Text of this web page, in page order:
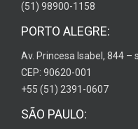
(51) 98900-1158
PORTO ALEGRE:
Av. Princesa Isabel, 844 –
CEP: 90620-001
+55 (51) 2391-0607
SÃO PAULO: